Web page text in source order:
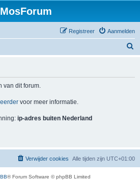
MosForum
Aanmelden
Registreer
van dit forum.
voor meer informatie.
ip-adres buiten Nederland
Alle tijden zijn UTC+01:00
Verwijder cookies
® Forum Software © phpBB Limited